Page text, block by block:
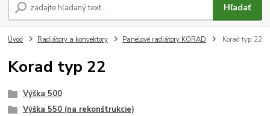
Hľadať
Úvod Radiátory a konvektory Panelové radiátory KORAD Korad typ 22
Korad typ 22
Výška 500
Výška 550 (na rekonštrukcie)